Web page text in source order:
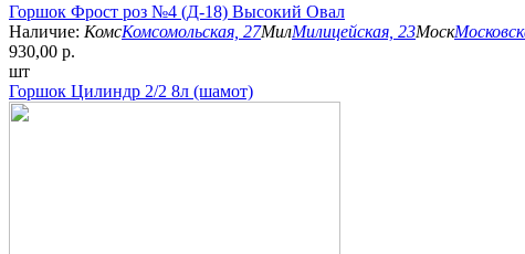
Горшок Фрост роз №4 (Д-18) Высокий Овал
Наличие: КомсКомсомольская, 27МилМилицейская, 23Моск
930,00 р.
шт
Горшок Цилиндр 2/2 8л (шамот)